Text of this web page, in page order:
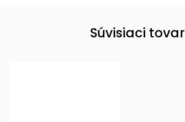
Súvisiaci tovar